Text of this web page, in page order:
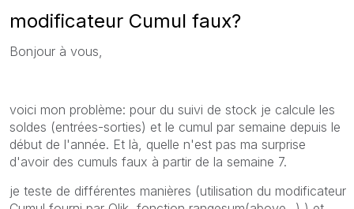
modificateur Cumul faux?
Bonjour à vous,
voici mon problème: pour du suivi de stock je calcule les
soldes (entrées-sorties) et le cumul par semaine depuis le
début de l'année. Et là, quelle n'est pas ma surprise
d'avoir des cumuls faux à partir de la semaine 7.
je teste de différentes manières (utilisation du modificateur